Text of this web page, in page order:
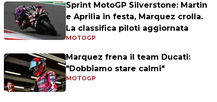
Sprint MotoGP Silverstone: Martin
e Aprilia in festa, Marquez crolla.
La classifica piloti aggiornata
MOTOGP
Marquez frena il team Ducati:
"Dobbiamo stare calmi"
MOTOGP